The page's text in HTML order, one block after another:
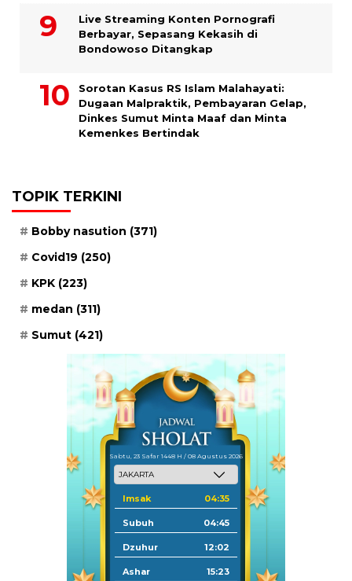
Live Streaming Konten Pornografi
Berbayar, Sepasang Kekasih di
Bondowoso Ditangkap
Sorotan Kasus RS Islam Malahayati:
Dugaan Malpraktik, Pembayaran Gelap,
Dinkes Sumut Minta Maaf dan Minta
Kemenkes Bertindak
TOPIK TERKINI
Bobby nasution (371)
Covid19 (250)
KPK (223)
medan (311)
Sumut (421)
Sabtu, 23 Safar 1448 H / 08 Agustus 2026
Imsak 04:35
Subuh 04:45
Dzuhur 12:02
Ashar 15:23